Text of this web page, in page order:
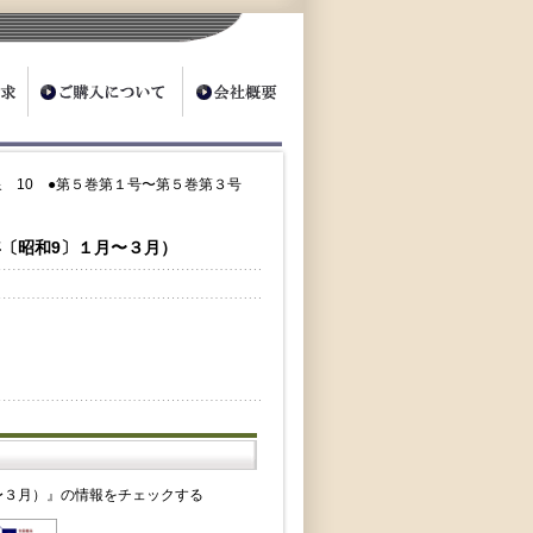
10 ●第５巻第１号〜第５巻第３号
和9〕１月〜３月）
月）』の情報をチェックする